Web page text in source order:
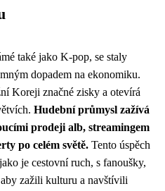
také jako K-pop, se staly
dopadem na ekonomiku.
Koreji značné zisky a otevírá
Hudební průmysl zažívá
prodeji alb, streamingem
po celém světě. Tento úspěch
je cestovní ruch, s fanoušky,
zažili kulturu a navštívili